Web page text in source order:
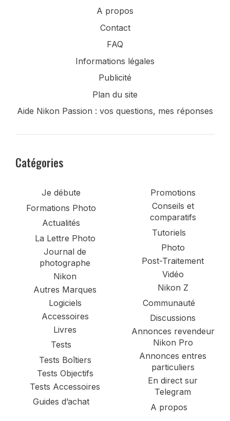
A propos
Contact
FAQ
Informations légales
Publicité
Plan du site
Aide Nikon Passion : vos questions, mes réponses
Catégories
Je débute
Formations Photo
Actualités
La Lettre Photo
Journal de
photographe
Nikon
Autres Marques
Logiciels
Accessoires
Livres
Tests
Tests Boîtiers
Tests Objectifs
Tests Accessoires
Guides d’achat
Promotions
Conseils et
comparatifs
Tutoriels
Photo
Post-Traitement
Vidéo
Nikon Z
Communauté
Discussions
Annonces revendeur
Nikon Pro
Annonces entres
particuliers
En direct sur
Telegram
A propos